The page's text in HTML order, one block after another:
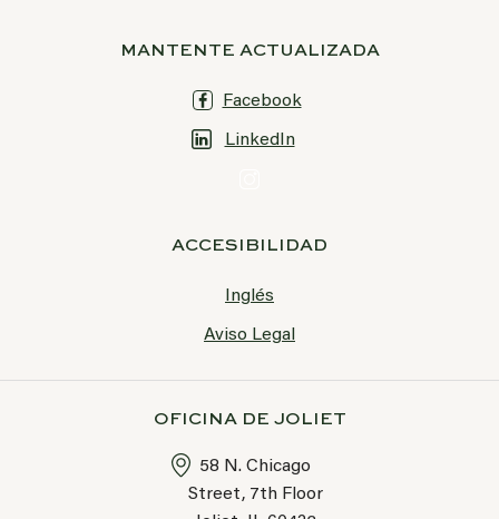
MANTENTE ACTUALIZADA
Facebook
LinkedIn
ACCESIBILIDAD
Inglés
Aviso Legal
OFICINA DE JOLIET
58 N. Chicago
Street, 7th Floor